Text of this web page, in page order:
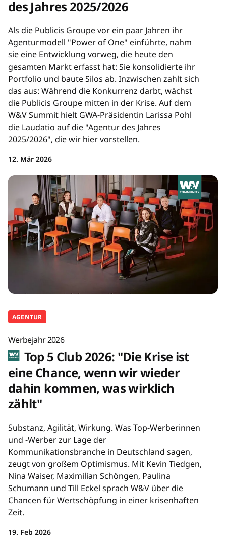
des Jahres 2025/2026
Als die Publicis Groupe vor ein paar Jahren ihr
Agenturmodell "Power of One" einführte, nahm
sie eine Entwicklung vorweg, die heute den
gesamten Markt erfasst hat: Sie konsolidierte ihr
Portfolio und baute Silos ab. Inzwischen zahlt sich
das aus: Während die Konkurrenz darbt, wächst
die Publicis Groupe mitten in der Krise. Auf dem
W&V Summit hielt GWA-Präsidentin Larissa Pohl
die Laudatio auf die "Agentur des Jahres
2025/2026", die wir hier vorstellen.
12. Mär 2026
AGENTUR
Werbejahr 2026
Top 5 Club 2026: "Die Krise ist
eine Chance, wenn wir wieder
dahin kommen, was wirklich
zählt"
Substanz, Agilität, Wirkung. Was Top-Werberinnen
und -Werber zur Lage der
Kommunikationsbranche in Deutschland sagen,
zeugt von großem Optimismus. Mit Kevin Tiedgen,
Nina Waiser, Maximilian Schöngen, Paulina
Schumann und Till Eckel sprach W&V über die
Chancen für Wertschöpfung in einer krisenhaften
Zeit.
19. Feb 2026